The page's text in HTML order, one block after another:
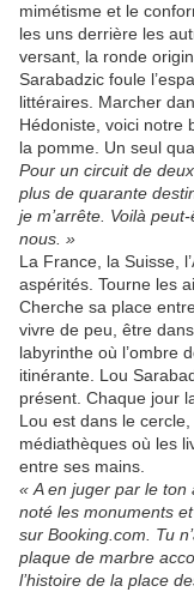
mimétisme et le
les uns derrière les
versant, la ronde
Sarabadzic foule
littéraires. Marcher
Hédoniste, voici notre
la pomme. Un seul
Pour un circuit de
plus de quarante
je m’arrête. Voilà
nous. »
La France, la Suisse,
aspérités. Tourne les
Cherche sa place
vivre de peu, être
labyrinthe où l’ombre
itinérante. Lou
présent. Chaque jour
Lou est dans le
médiathèques où les
entre ses mains.
« A en juger par le
noté les monuments
sur Booking.com. Tu
plaque de marbre
l’histoire de la place